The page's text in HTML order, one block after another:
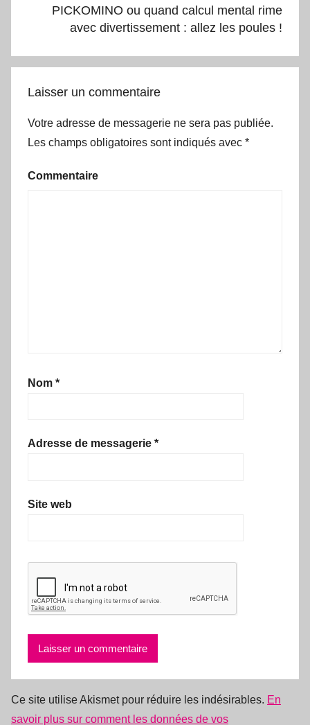
PICKOMINO ou quand calcul mental rime
avec divertissement : allez les poules !
Laisser un commentaire
Votre adresse de messagerie ne sera pas publiée.
Les champs obligatoires sont indiqués avec *
Commentaire
Nom *
Adresse de messagerie *
Site web
Ce site utilise Akismet pour réduire les indésirables. En
savoir plus sur comment les données de vos